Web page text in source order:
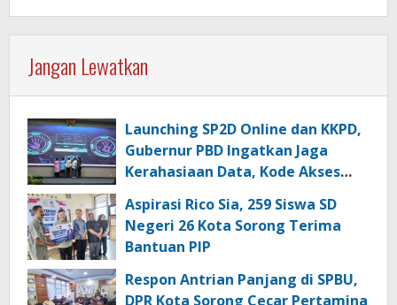
Jangan Lewatkan
Launching SP2D Online dan KKPD,
Gubernur PBD Ingatkan Jaga
Kerahasiaan Data, Kode Akses
Aspirasi Rico Sia, 259 Siswa SD
Negeri 26 Kota Sorong Terima
Bantuan PIP
Respon Antrian Panjang di SPBU,
DPR Kota Sorong Cecar Pertamina